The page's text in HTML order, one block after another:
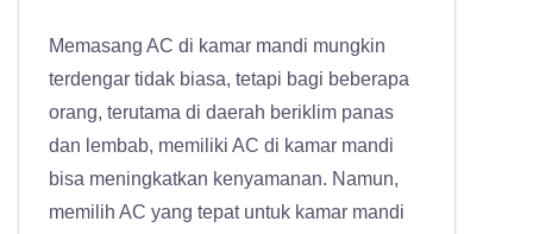
Memasang AC di kamar mandi mungkin
terdengar tidak biasa, tetapi bagi beberapa
orang, terutama di daerah beriklim panas
dan lembab, memiliki AC di kamar mandi
bisa meningkatkan kenyamanan. Namun,
memilih AC yang tepat untuk kamar mandi